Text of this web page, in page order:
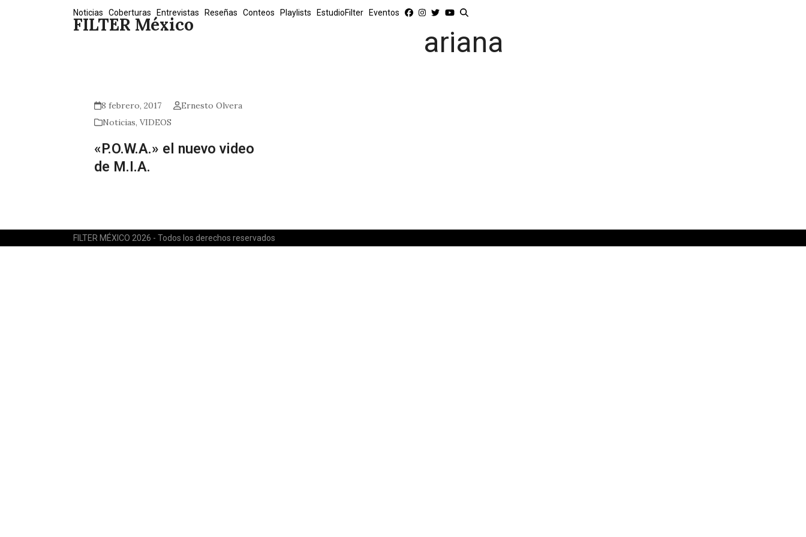
FILTER México
Noticias Coberturas Entrevistas Reseñas Conteos Playlists EstudioFilter Eventos
ariana
8 febrero, 2017
Ernesto Olvera
Noticias, VIDEOS
«P.O.W.A.» el nuevo video
de M.I.A.
FILTER MÉXICO 2026 - Todos los derechos reservados